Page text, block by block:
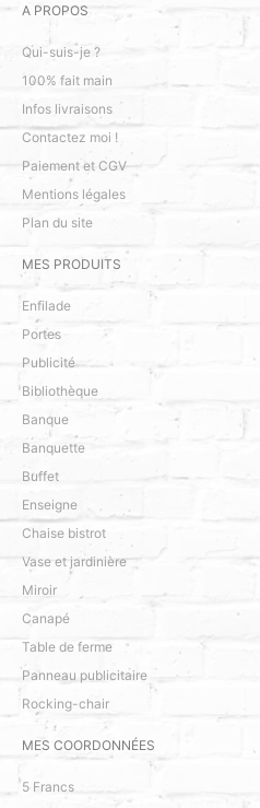
A PROPOS
Qui-suis-je ?
100% fait main
Infos livraisons
Contactez moi !
Paiement et CGV
Mentions légales
Plan du site
MES PRODUITS
Enfilade
Portes
Publicité
Bibliothèque
Banque
Banquette
Buffet
Enseigne
Chaise bistrot
Vase et jardinière
Miroir
Canapé
Table de ferme
Panneau publicitaire
Rocking-chair
MES COORDONNÉES
5 Francs